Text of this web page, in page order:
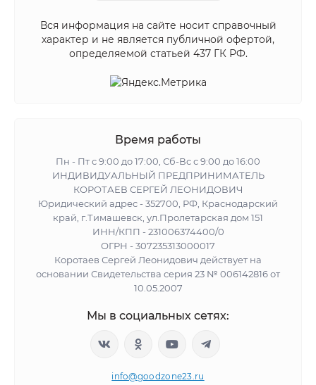
Вся информация на сайте носит справочный
характер и не является публичной офертой,
определяемой статьей 437 ГК РФ.
Время работы
Пн - Пт с 9:00 до 17:00, Сб-Вс с 9:00 до 16:00
ИНДИВИДУАЛЬНЫЙ ПРЕДПРИНИМАТЕЛЬ
КОРОТАЕВ СЕРГЕЙ ЛЕОНИДОВИЧ
Юридический адрес - 352700, РФ, Краснодарский
край, г.Тимашевск, ул.Пролетарская дом 151
ИНН/КПП - 231006374400/0
ОГРН - 307235313000017
Коротаев Сергей Леонидович действует на
основании Свидетельства серия 23 № 006142816 от
10.05.2007
Мы в социальных сетях:
info@goodzone23.ru